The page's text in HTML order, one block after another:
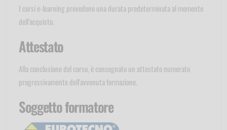
I corsi e-learning prevedono una durata predeterminata al momento
dell'acquisto.
Attestato
Alla conclusione del corso, è consegnato un attestato numerato
progressivamente dell'avvenuta formazione.
Soggetto formatore